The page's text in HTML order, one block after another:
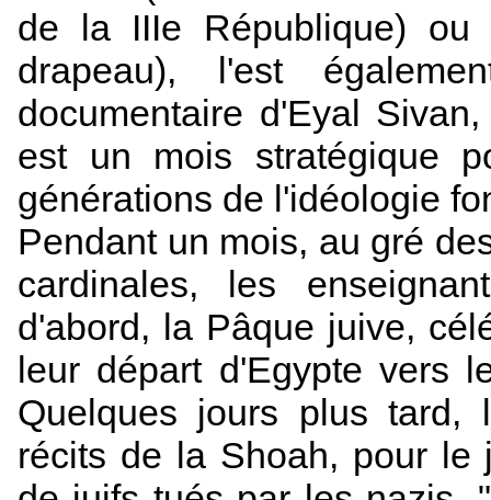
de la IIIe République)
drapeau), l'est
documentaire d'Eyal
est un mois stratégique
générations de l'idéologie
Pendant un mois, au gré
cardinales, les
d'abord, la Pâque juive,
leur départ d'Egypte vers
Quelques jours plus tard,
récits de la Shoah, pour le